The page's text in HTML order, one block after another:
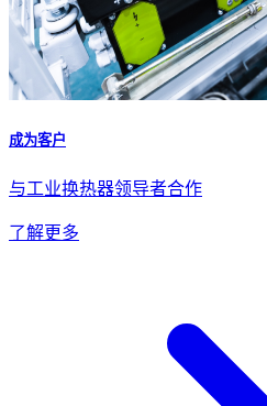
成为客户
与工业换热器领导者合作
了解更多